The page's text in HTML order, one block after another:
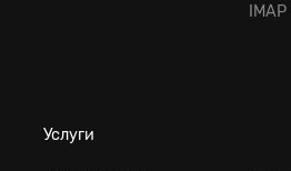
IMAP
Услуги